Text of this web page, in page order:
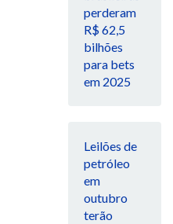
perderam
R$ 62,5
bilhões
para bets
em 2025
Leilões de
petróleo
em
outubro
terão